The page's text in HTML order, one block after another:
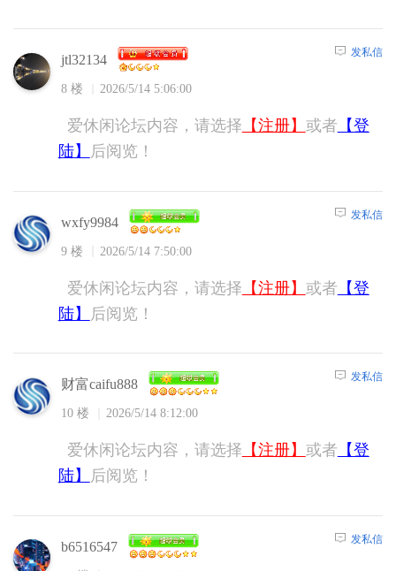
jtl32134
8 楼 2026/5/14 5:06:00
发私信
爱休闲论坛内容，请选择 【注册】 或者 【登
陆】
后阅览！
wxfy9984
9 楼 2026/5/14 7:50:00
发私信
爱休闲论坛内容，请选择 【注册】 或者 【登
陆】
后阅览！
财富caifu888
10 楼 2026/5/14 8:12:00
发私信
爱休闲论坛内容，请选择 【注册】 或者 【登
陆】
后阅览！
b6516547 发私信